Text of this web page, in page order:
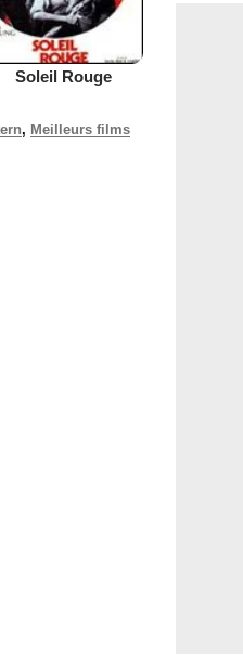
Soleil Rouge
, Meilleurs films